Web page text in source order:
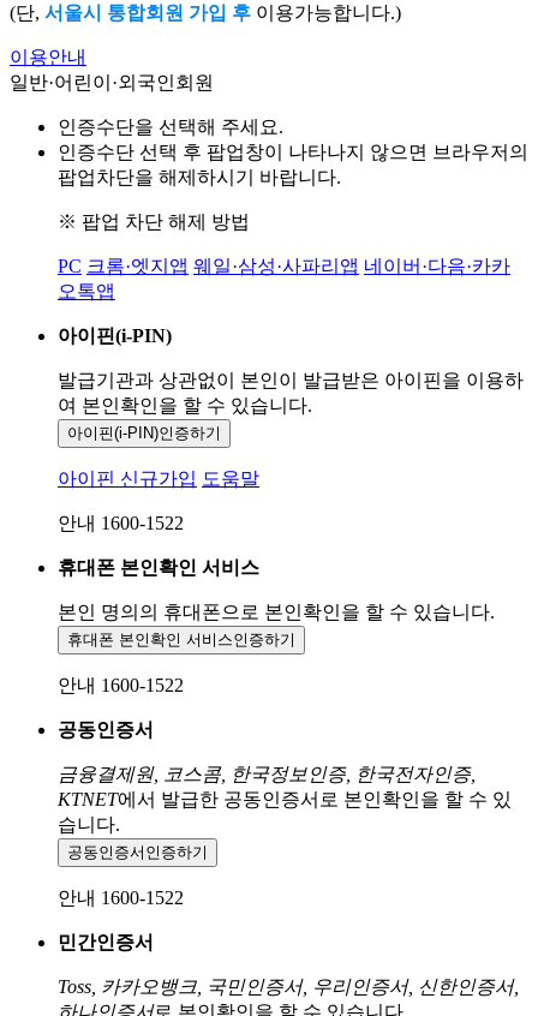
(단, 서울시 통합회원 가입 후 이용가능합니다.)
이용안내
일반·어린이·외국인회원
인증수단을 선택해 주세요.
인증수단 선택 후 팝업창이 나타나지 않으면 브라우저의
팝업차단을 해제하시기 바랍니다.
※ 팝업 차단 해제 방법
PC 크롬·엣지앱 웨일·삼성·사파리앱 네이버·다음·카카
오톡앱
아이핀(i-PIN)
발급기관과 상관없이 본인이 발급받은 아이핀을 이용하
여 본인확인을 할 수 있습니다.
아이핀(i-PIN)인증하기
아이핀 신규가입 도움말
안내 1600-1522
휴대폰 본인확인 서비스
본인 명의의 휴대폰으로 본인확인을 할 수 있습니다.
휴대폰 본인확인 서비스인증하기
안내 1600-1522
공동인증서
금융결제원, 코스콤, 한국정보인증, 한국전자인증,
KTNET에서 발급한 공동인증서로 본인확인을 할 수 있
습니다.
공동인증서 인증하기
안내 1600-1522
민간인증서
Toss, 카카오뱅크, 국민인증서, 우리인증서, 신한인증서,